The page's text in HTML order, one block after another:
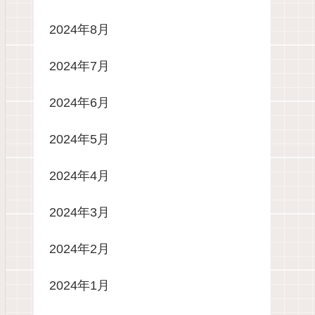
2024年8月
2024年7月
2024年6月
2024年5月
2024年4月
2024年3月
2024年2月
2024年1月